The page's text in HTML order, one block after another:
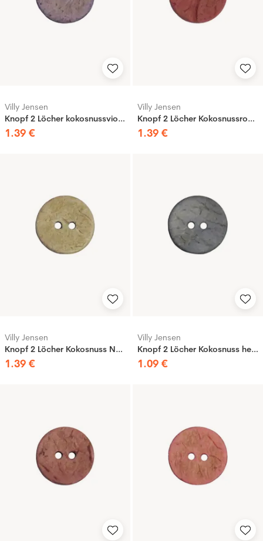
Villy Jensen
Knopf 2 Löcher kokosnussviolett, 20mm
1.39 €
Villy Jensen
Knopf 2 Löcher Kokosnussrost, 20mm
1.39 €
Villy Jensen
Knopf 2 Löcher Kokosnuss Natur, 20mm
1.39 €
Villy Jensen
Knopf 2 Löcher Kokosnuss hellblau, 15mm
1.09 €